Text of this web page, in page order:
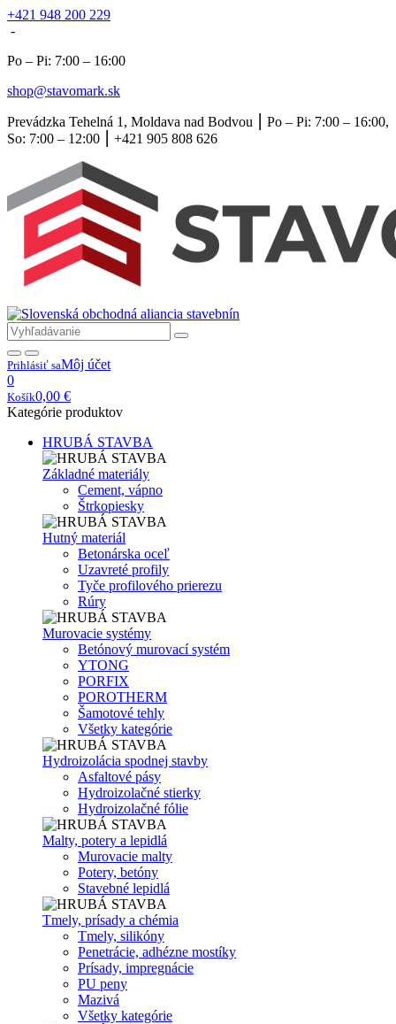
+421 948 200 229
-
Po – Pi: 7:00 – 16:00
shop@stavomark.sk
Prevádzka Tehelná 1, Moldava nad Bodvou ⎮ Po – Pi: 7:00 – 16:00,
So: 7:00 – 12:00 ⎮ +421 905 808 626
Prihlásiť saMôj účet
0
Košík0,00 €
Kategórie produktov
HRUBÁ STAVBA
Základné materiály
Cement, vápno
Štrkopiesky
Hutný materiál
Betonárska oceľ
Uzavreté profily
Tyče profilového prierezu
Rúry
Murovacie systémy
Betónový murovací systém
YTONG
PORFIX
POROTHERM
Šamotové tehly
Všetky kategórie
Hydroizolácia spodnej stavby
Asfaltové pásy
Hydroizolačné stierky
Hydroizolačné fólie
Malty, potery a lepidlá
Murovacie malty
Potery, betóny
Stavebné lepidlá
Tmely, prísady a chémia
Tmely, silikóny
Penetrácie, adhézne mostíky
Prísady, impregnácie
PU peny
Mazivá
Všetky kategórie